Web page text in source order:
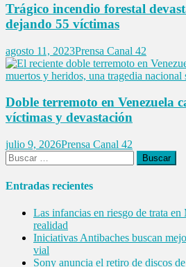
Trágico incendio forestal
dejando 55 víctimas
agosto 11, 2023Prensa Canal 42
Doble terremoto en Venezuela
víctimas y devastación
julio 9, 2026Prensa Canal 42
Buscar:
Entradas recientes
Las infancias en riesgo de trata
realidad
Iniciativas Antibaches buscan
vial
Sony anuncia el retiro de discos